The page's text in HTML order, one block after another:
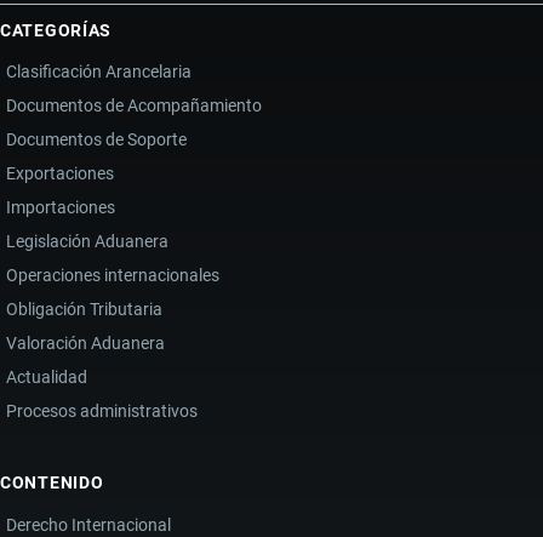
CATEGORÍAS
Clasificación Arancelaria
Documentos de Acompañamiento
Documentos de Soporte
Exportaciones
Importaciones
Legislación Aduanera
Operaciones internacionales
Obligación Tributaria
Valoración Aduanera
Actualidad
Procesos administrativos
CONTENIDO
Derecho Internacional